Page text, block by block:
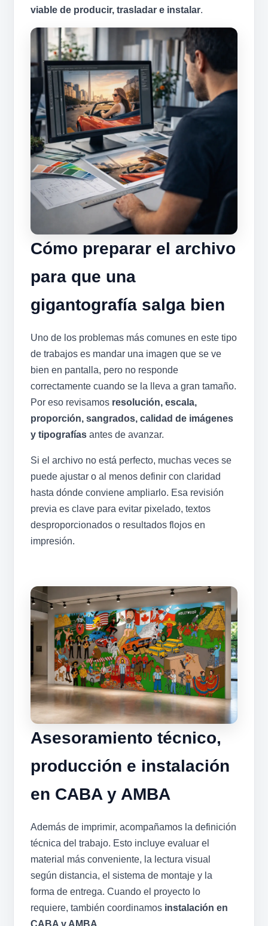
viable de producir, trasladar e instalar.
Cómo preparar el archivo
para que una
gigantografía salga bien
Uno de los problemas más comunes en este tipo
de trabajos es mandar una imagen que se ve
bien en pantalla, pero no responde
correctamente cuando se la lleva a gran tamaño.
Por eso revisamos resolución, escala,
proporción, sangrados, calidad de imágenes
y tipografías antes de avanzar.
Si el archivo no está perfecto, muchas veces se
puede ajustar o al menos definir con claridad
hasta dónde conviene ampliarlo. Esa revisión
previa es clave para evitar pixelado, textos
desproporcionados o resultados flojos en
impresión.
Asesoramiento técnico,
producción e instalación
en CABA y AMBA
Además de imprimir, acompañamos la definición
técnica del trabajo. Esto incluye evaluar el
material más conveniente, la lectura visual
según distancia, el sistema de montaje y la
forma de entrega. Cuando el proyecto lo
requiere, también coordinamos instalación en
CABA y AMBA